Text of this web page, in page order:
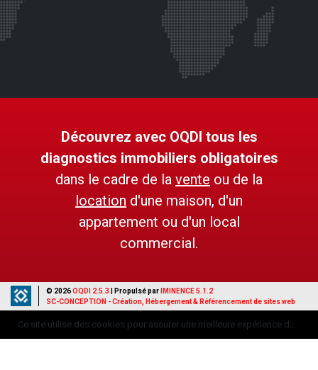
Découvrez avec OQDI tous les
diagnostics immobiliers obligatoires
dans le cadre de la vente ou de la
location d'une maison, d'un
appartement ou d'un local
commercial.
© 2026OQDI 2.5.3 | Propulsé par
IMINENCE 5.1.2
SC-CONCEPTION - Création, Hébergement & Référencement de sites web
Mentions légales
Données personnelles
Ce site utilise des cookies pour assurer une meilleure expérience de navigation.